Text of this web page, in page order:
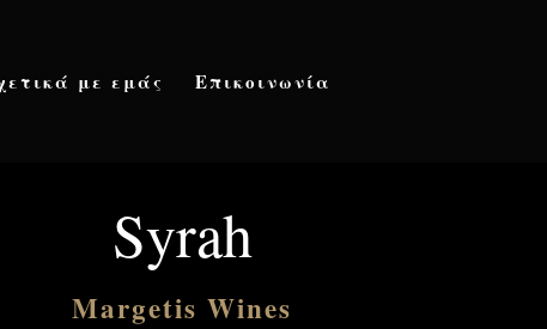
με εμάς Επικοινωνία
Syrah
Margetis Wines